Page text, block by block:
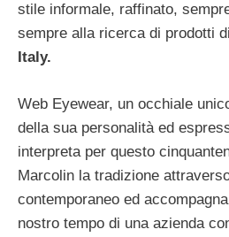
stile informale, raffinato,
sempre alla ricerca di prodotti
Italy.
Web Eyewear, un occhiale
della sua personalità ed
interpreta per questo
Marcolin la tradizione
contemporaneo ed
nostro tempo di una azienda